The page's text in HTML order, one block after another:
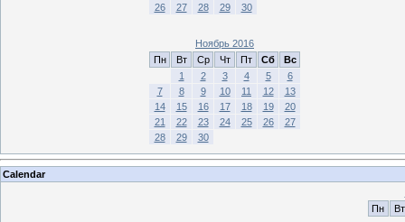
26
27 28 29 30
Ноябрь 2016
Пн
Вт Ср Чт Пт Сб
Вс
1
2 3 4 5
6
7
8 9 10 11 12
13
14
15 16 17 18 19
20
21
22 23 24 25 26
27
28
29 30
Calendar
Пн
Вт